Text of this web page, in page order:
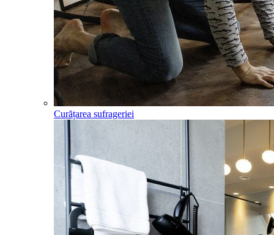
Curățarea sufrageriei